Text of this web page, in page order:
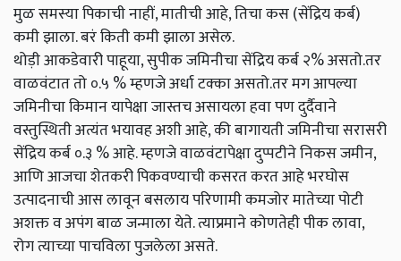
मुळ समस्या पिकाची नाहीं, मातीची आहे, तिचा कस (सेंद्रिय कर्ब)
कमी झाला. बरं किती कमी झाला असेल.
थोड़ी आकडेवारी पाहूया, सुपीक जमिनीचा सेंद्रिय कर्ब २% असतो.तर
वाळवंटात तो ०.५ % म्हणजे अर्धा टक्का असतो.तर मग आपल्या
जमिनीचा किमान यापेक्षा जास्तच असायला हवा पण दुर्दैवाने
वस्तुस्थिती अत्यंत भयावह अशी आहे, की बागायती जमिनीचा सरासरी
सेंद्रिय कर्ब ०.३ % आहे. म्हणजे वाळवंटापेक्षा दुप्पटीने निकस जमीन,
आणि आजचा शेतकरी पिकवण्याची कसरत करत आहे भरघोस
उत्पादनाची आस लावून बसलाय परिणामी कमजोर मातेच्या पोटी
अशक्त व अपंग बाळ जन्माला येते. त्याप्रमाने कोणतेही पीक लावा,
रोग त्याच्या पाचविला पुजलेला असते.